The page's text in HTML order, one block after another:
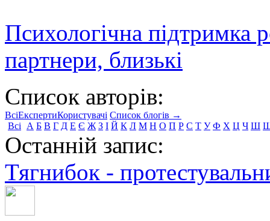
Психологічна підтримка
партнери, близькі
Список авторів:
ВсіЕкспертиКористувачі Список блогів →
Всі
А Б В Г Д Е Є Ж З І Й К Л М Н О П Р С Т У Ф Х Ц Ч Ш
Останній запис:
Тягнибок -